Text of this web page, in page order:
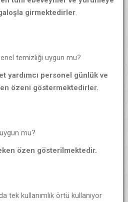
girmektedirler.
temizliği uygun mu?
yardımcı personel günlük ve
özeni göstermektedirler.
mu?
özen gösterilmektedir.
tek kullanımlık örtü kullanıyor